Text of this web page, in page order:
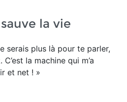
la vie
serais plus là pour te parler,
C’est la machine qui m’a
et net ! »